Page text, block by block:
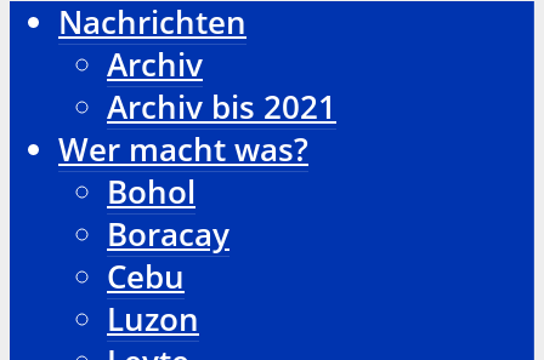
Nachrichten
Archiv
Archiv bis 2021
Wer macht was?
Bohol
Boracay
Cebu
Luzon